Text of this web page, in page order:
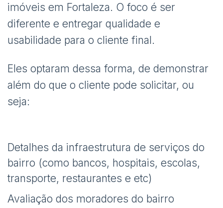
imóveis em Fortaleza. O foco é ser
diferente e entregar qualidade e
usabilidade para o cliente final.
Eles optaram dessa forma, de demonstrar
além do que o cliente pode solicitar, ou
seja:
Detalhes da infraestrutura de serviços do
bairro (como bancos, hospitais, escolas,
transporte, restaurantes e etc)
Avaliação dos moradores do bairro